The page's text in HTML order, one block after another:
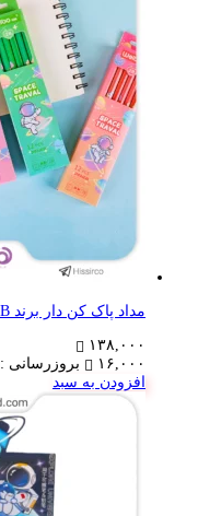
مداد پاک کن دار برند HB – بسته 12 عددی
۱۳۸,۰۰۰
۱۶,۰۰۰
بروزرسانی :
افزودن به سبد